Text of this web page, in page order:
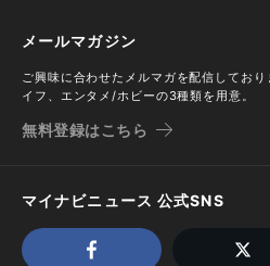
メールマガジン
ご興味に合わせたメルマガを配信してお
イフ、エンタメ/ホビーの3種類を用意。
無料登録はこちら
マイナビニュース 公式SNS